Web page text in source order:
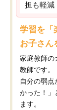
担も軽減
学習を「
お子さん
家庭教師の
教師です。
自分の弱
かった！」
ます。